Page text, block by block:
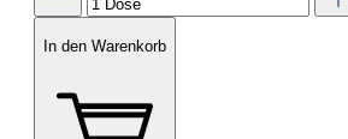
In den Warenkorb